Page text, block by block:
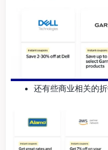
还有些商业相关的